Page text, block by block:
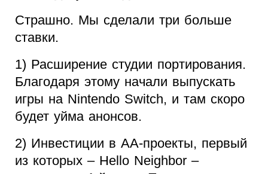
Страшно. Мы сделали три больше
ставки.
1) Расширение студии портирования.
Благодаря этому начали выпускать
игры на Nintendo Switch, и там скоро
будет уйма анонсов.
2) Инвестиции в АА-проекты, первый
из которых – Hello Neighbor –